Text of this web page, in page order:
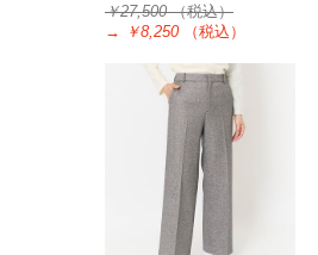
￥27,500（税込）
→
￥8,250 （税込）